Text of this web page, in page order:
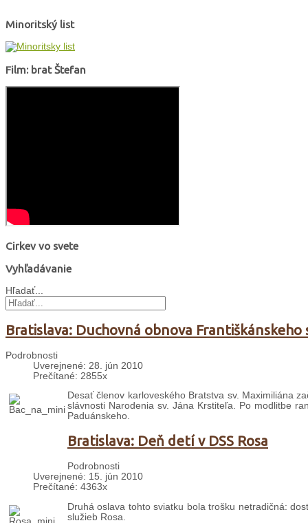
Minoritský list
Film: brat Štefan
Cirkev vo svete
Vyhľadávanie
Hľadať...
Bratislava: Duchovná obnova Františkánskeho
Podrobnosti
Uverejnené: 28. jún 2010
Prečítané: 2855x
Desať členov karloveského Bratstva sv. Maximiliána
slávnosti Narodenia sv. Jána Krstiteľa. Po modlitbe
Paduánskeho.
Bratislava: Deň detí v DSS Rosa
Podrobnosti
Uverejnené: 15. jún 2010
Prečítané: 4363x
Druhá oslava tohto sviatku bola trošku netradičná:
služieb Rosa.